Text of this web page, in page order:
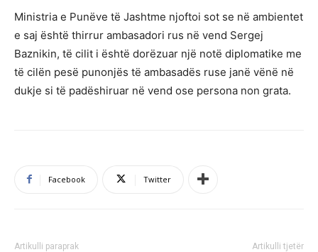
Ministria e Punëve të Jashtme njoftoi sot se në ambientet
e saj është thirrur ambasadori rus në vend Sergej
Baznikin, të cilit i është dorëzuar një notë diplomatike me
të cilën pesë punonjës të ambasadës ruse janë vënë në
dukje si të padëshiruar në vend ose persona non grata.
Facebook Twitter
Artikulli paraprak Artikulli tjetër